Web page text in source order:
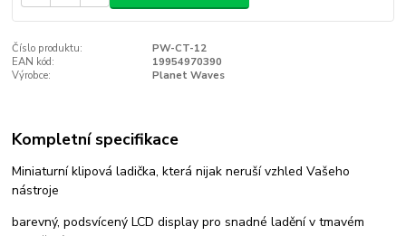
Číslo produktu:
PW-CT-12
EAN kód:
19954970390
Výrobce:
Planet Waves
Kompletní specifikace
Miniaturní klipová ladička, která nijak neruší vzhled Vašeho
nástroje
barevný, podsvícený LCD display pro snadné ladění v tmavém